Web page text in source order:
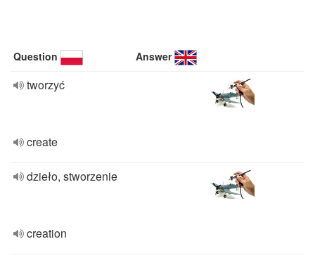
Question Answer
tworzyć
create
dzieło, stworzenie
creation